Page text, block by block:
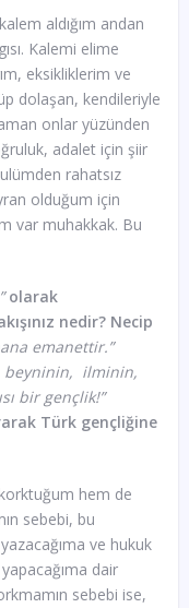
aldığım andan
Kalemi elime
eksikliklerim ve
dolaşan, kendileriyle
onlar yüzünden
adalet için şiir
rahatsız
olduğum için
var muhakkak. Bu
olarak
nedir? Necip
emanettir.”
beyninin, ilminin,
bir gençlik!”
Türk gençliğine
hem de
sebebi, bu
ve hukuk
dair
sebebi ise,